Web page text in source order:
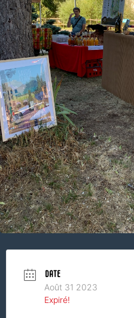
DATE
Août 31 2023
Expiré!